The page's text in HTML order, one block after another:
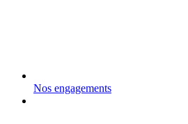
Nos engagements